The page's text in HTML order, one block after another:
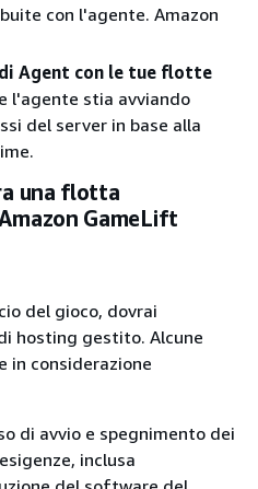
con l'agente. Amazon
Agent con le tue flotte
l'agente stia avviando
del server in base alla
una flotta
GameLift
del gioco, dovrai
hosting gestito. Alcune
in considerazione
di avvio e spegnimento dei
inclusa